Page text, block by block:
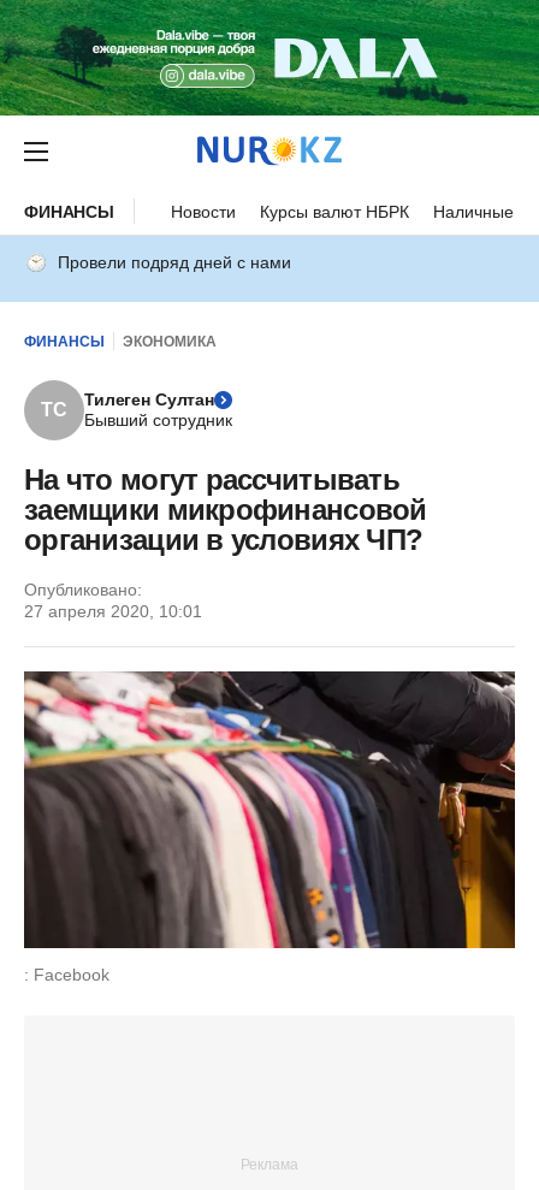
ФИНАНСЫ Новости Курсы валют НБРК Наличные
Провели подряд дней с нами
ФИНАНСЫ ЭКОНОМИКА
ТС
Тилеген Султан
Бывший сотрудник
На что могут рассчитывать
заемщики микрофинансовой
организации в условиях ЧП?
Опубликовано:
27 апреля 2020, 10:01
: Facebook